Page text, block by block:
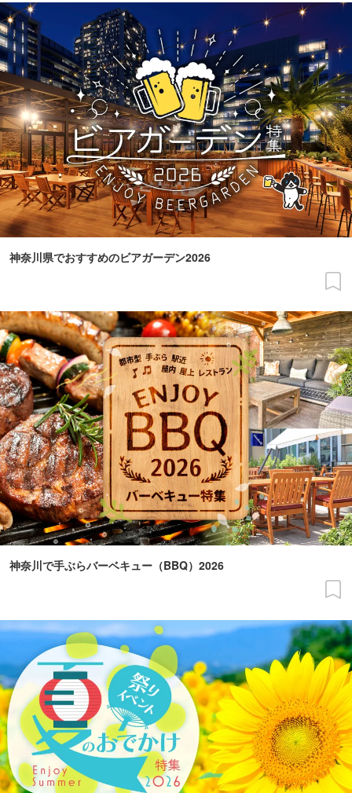
神奈川県でおすすめのビアガーデン2026
神奈川で手ぶらバーベキュー（BBQ）2026